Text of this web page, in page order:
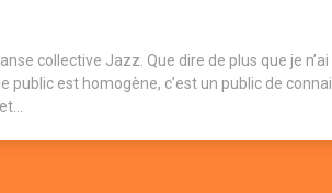
collective Jazz. Que dire de plus que je
public est homogène, c’est un public de